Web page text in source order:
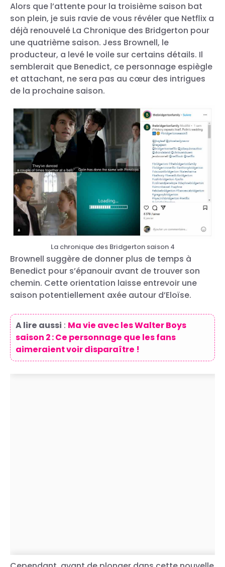
Alors que l’attente pour la troisième saison bat
son plein, je suis ravie de vous révéler que Netflix a
déjà renouvelé La Chronique des Bridgerton pour
une quatrième saison. Jess Brownell, le
producteur, a levé le voile sur certains détails. Il
semblerait que Benedict, ce personnage espiègle
et attachant, ne sera pas au cœur des intrigues
de la prochaine saison.
La chronique des Bridgerton saison 4
Brownell suggère de donner plus de temps à
Benedict pour s’épanouir avant de trouver son
chemin. Cette orientation laisse entrevoir une
saison potentiellement axée autour d’Eloïse.
A lire aussi : Ma vie avec les Walter Boys
saison 2 : Ce personnage que les fans
aimeraient voir disparaître !